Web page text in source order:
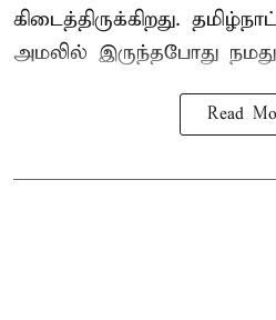
கிடைத்திருக்கிறது.
அமலில் இருந்தபோது
Read